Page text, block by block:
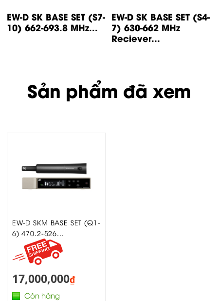
EW-D SK BASE SET (S7-
10) 662-693.8 MHz...
EW-D SK BASE SET (S4-
7) 630-662 MHz
Reciever...
Sản phẩm đã xem
EW-D SKM BASE SET (Q1-
6) 470.2-526...
17,000,000₫
Còn hàng